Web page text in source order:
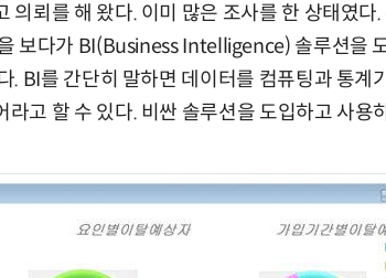
의뢰를 해 왔다. 이미 많은 조사를 한 상태였다
보다가 BI(Business Intelligence) 솔루션을
. BI를 간단히 말하면 데이터를 컴퓨팅과 통계
고 할 수 있다. 비싼 솔루션을 도입하고 사용